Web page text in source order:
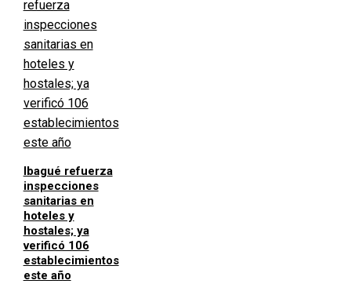
Ibagué refuerza
inspecciones
sanitarias en
hoteles y
hostales; ya
verificó 106
establecimientos
este año